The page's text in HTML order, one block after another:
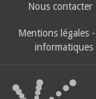
Nous contacter
Mentions légales -
informatiques